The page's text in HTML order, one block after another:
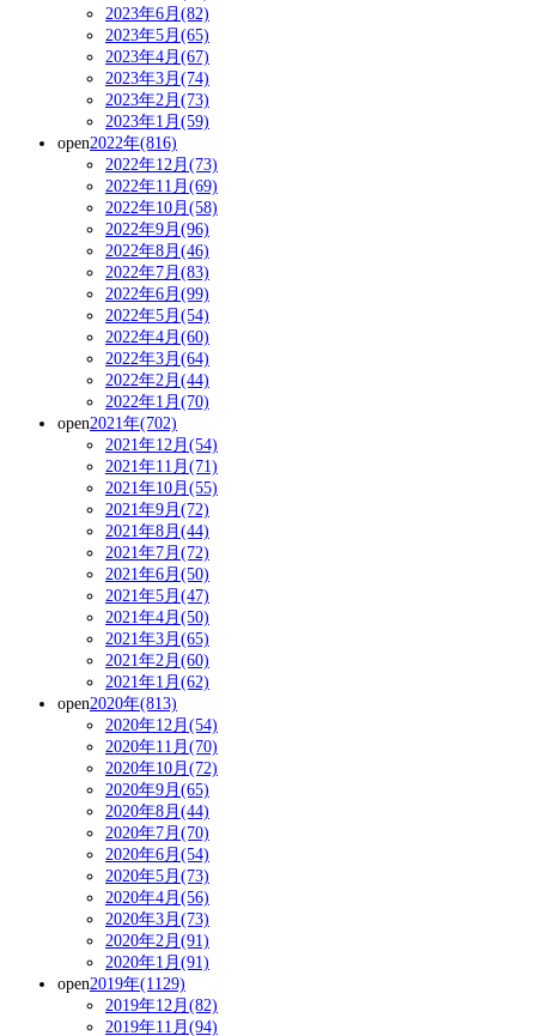
2023年6月(82)
2023年5月(65)
2023年4月(67)
2023年3月(74)
2023年2月(73)
2023年1月(59)
open2022年(816)
2022年12月(73)
2022年11月(69)
2022年10月(58)
2022年9月(96)
2022年8月(46)
2022年7月(83)
2022年6月(99)
2022年5月(54)
2022年4月(60)
2022年3月(64)
2022年2月(44)
2022年1月(70)
open2021年(702)
2021年12月(54)
2021年11月(71)
2021年10月(55)
2021年9月(72)
2021年8月(44)
2021年7月(72)
2021年6月(50)
2021年5月(47)
2021年4月(50)
2021年3月(65)
2021年2月(60)
2021年1月(62)
open2020年(813)
2020年12月(54)
2020年11月(70)
2020年10月(72)
2020年9月(65)
2020年8月(44)
2020年7月(70)
2020年6月(54)
2020年5月(73)
2020年4月(56)
2020年3月(73)
2020年2月(91)
2020年1月(91)
open2019年(1129)
2019年12月(82)
2019年11月(94)